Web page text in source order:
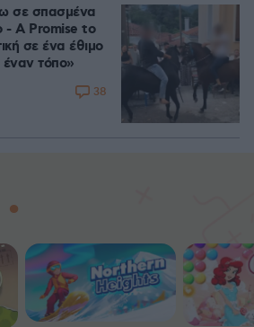
σε σπασμένα
- A Promise to
σε ένα έθιμο
έναν τόπο»
38